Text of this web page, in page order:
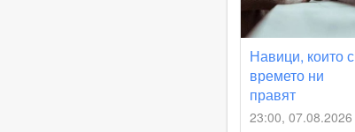
Навици, които с
времето ни
правят
нещастни
23:00, 07.08.2026